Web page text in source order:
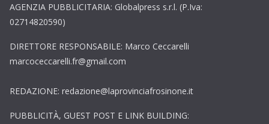
AGENZIA PUBBLICITARIA: Globalpress s.r.l. (P.Iva:
02714820590)
DIRETTORE RESPONSABILE: Marco Ceccarelli
marcoceccarelli.fr@gmail.com
REDAZIONE: redazione@laprovinciafrosinone.it
PUBBLICITÀ, GUEST POST E LINK BUILDING: